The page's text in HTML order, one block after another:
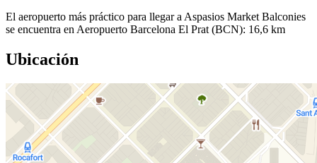
El aeropuerto más práctico para llegar a Aspasios Market Balconies
se encuentra en Aeropuerto Barcelona El Prat (BCN): 16,6 km
Ubicación